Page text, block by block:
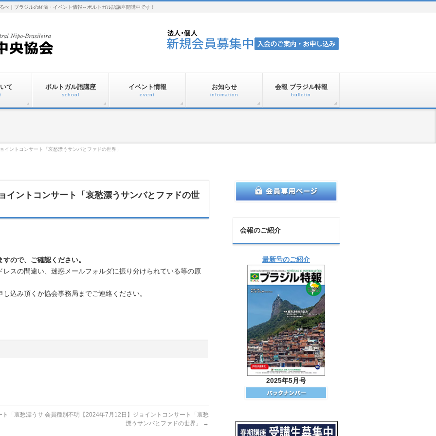
｜ブラジルの経済・イベント情報～ポルトガル語講座開講中です！
て ポルトガル語講座
school
イベント情報
event
お知らせ
infomation
会報 ブラジル特報
bulletin
イントコンサート「哀愁漂うサンバとファドの世界」
イントコンサート「哀愁漂うサンバとファドの世
ので、ご確認ください。
スの間違い、迷惑メールフォルダに振り分けられている等の原
込み頂くか協会事務局までご連絡ください。
「哀愁漂うサ 会員種別不明【2024年7月12日】ジョイントコンサート「哀愁
漂うサンバとファドの世界」
→
会報のご紹介
最新号のご紹介
2025年5月号